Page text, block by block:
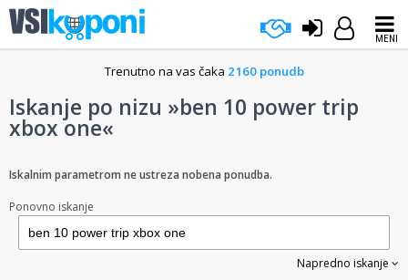
MENI
Trenutno na vas čaka 2160 ponudb
Iskanje po nizu »ben 10 power trip
xbox one«
Iskalnim parametrom ne ustreza nobena ponudba.
Ponovno iskanje
Napredno iskanje